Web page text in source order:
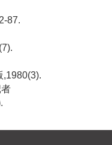
87.
,1980(3).